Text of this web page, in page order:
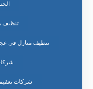
تنظيف
تنظيف منازل في
شركات